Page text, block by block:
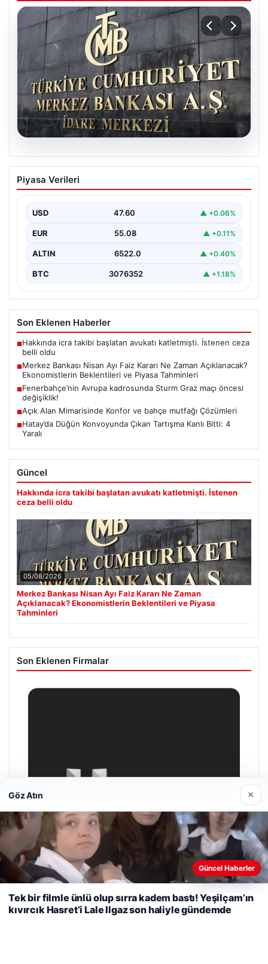
05.08.2026
Merkez Bankası Nisan Ayı Faiz Kararı Ne
Zaman Açıklanacak? Ekonomistlerin
Türkiye Cumhuriyet Merkez Bankası (TCMB) Para
üzere…
Piyasa Verileri
USD 47.60 ▲ +0.06%
EUR 55.08 ▲ +0.11%
ALTIN 6522.0 ▲ +0.40%
BTC 3076352 ▲ +1.18%
Son Eklenen Haberler
■Hakkında icra takibi başlatan avukatı katletmişti. İstenen ceza
belli oldu
■Merkez Bankası Nisan Ayı Faiz Kararı Ne Zaman Açıklanacak?
Ekonomistlerin Beklentileri ve Piyasa Tahminleri
■Fenerbahçe’nin Avrupa kadrosunda Sturm Graz maçı öncesi
değişiklik!
■Açık Alan Mimarisinde Konfor ve bahçe mutfağı Çözümleri
■Hatay’da Düğün Konvoyunda Çıkan Tartışma Kanlı Bitti: 4
Yaralı
Güncel
Hakkında icra takibi başlatan avukatı katletmişti. İstenen
ceza belli oldu
05/08/2026
Merkez Bankası Nisan Ayı Faiz Kararı Ne Zaman
Açıklanacak? Ekonomistlerin Beklentileri ve Piyasa
Tahminleri
Son Eklenen Firmalar
Web sitemizi nasıl kullandığınızı daha iyi anlayabilmek,
deneyiminizi kişiselleştirmek ve geliştirmek amacıyla çerezler
kullanıyoruz.Çerez Politikamız
Reddet Kabul Et
Göz Atın ×
Güncel Haberler
Tek bir filmle ünlü olup sırra kadem bastı! Yeşilçam’ın
kıvırcık Hasret’i Lale Ilgaz son haliyle gündemde